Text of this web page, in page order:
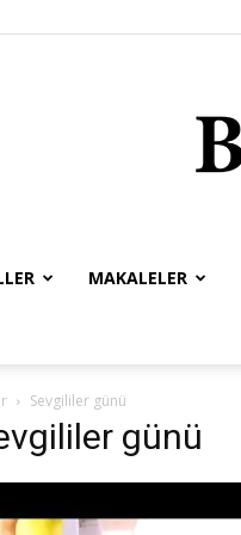
MAKALELER
Sevgililer günü
günü